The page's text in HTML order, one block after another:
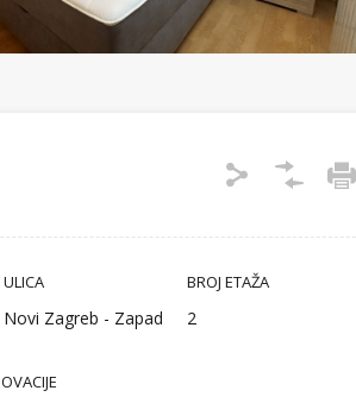
ULICA
Novi Zagreb - Zapad
BROJ ETAŽA
2